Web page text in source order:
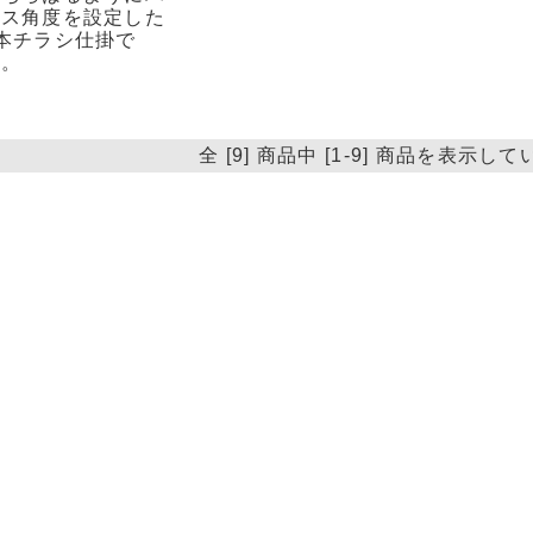
角度を設定した
チラシ仕掛で
全 [9] 商品中 [1-9] 商品を表示して